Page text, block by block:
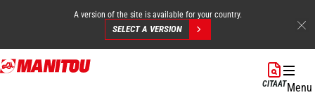
Overslaan
en
A version of the site is available for your country.
SELECT A VERSION
CITAATMenu